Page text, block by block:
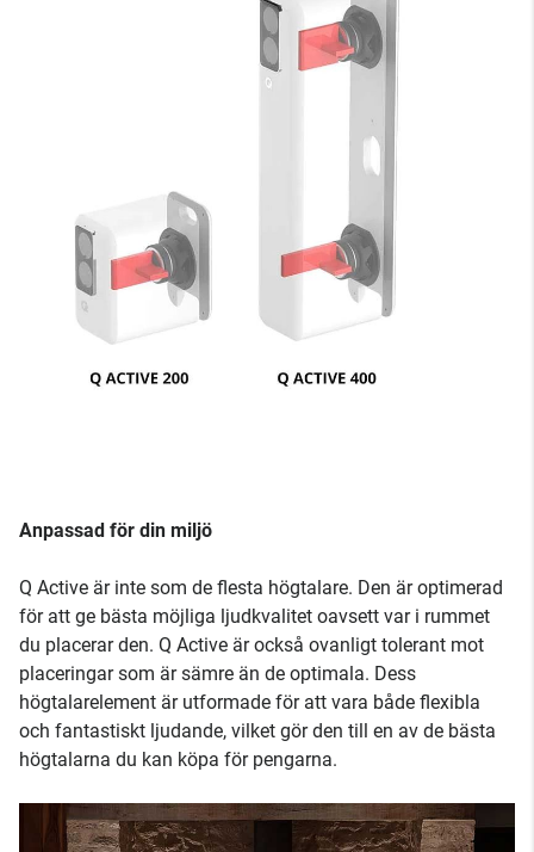
Anpassad för din miljö
Q Active är inte som de flesta högtalare. Den är optimerad
för att ge bästa möjliga ljudkvalitet oavsett var i rummet
du placerar den. Q Active är också ovanligt tolerant mot
placeringar som är sämre än de optimala. Dess
högtalarelement är utformade för att vara både flexibla
och fantastiskt ljudande, vilket gör den till en av de bästa
högtalarna du kan köpa för pengarna.